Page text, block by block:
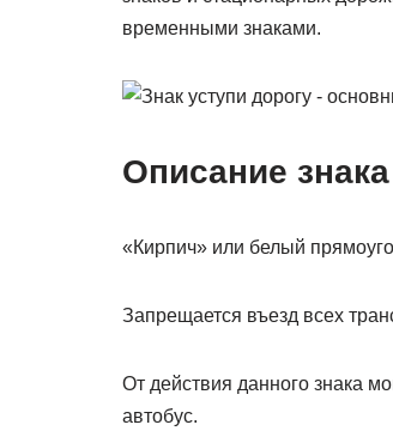
временными знаками.
Описание знака
«Кирпич» или белый
Запрещается въезд всех
От действия данного знака
автобус.